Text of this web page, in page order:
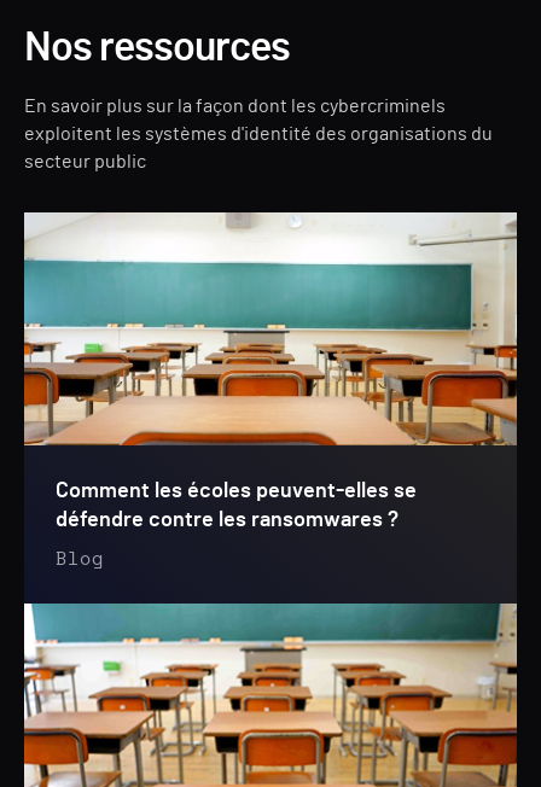
Nos ressources
En savoir plus sur la façon dont les cybercriminels
exploitent les systèmes d'identité des organisations du
secteur public
Comment les écoles peuvent-elles se
défendre contre les ransomwares ?
Blog